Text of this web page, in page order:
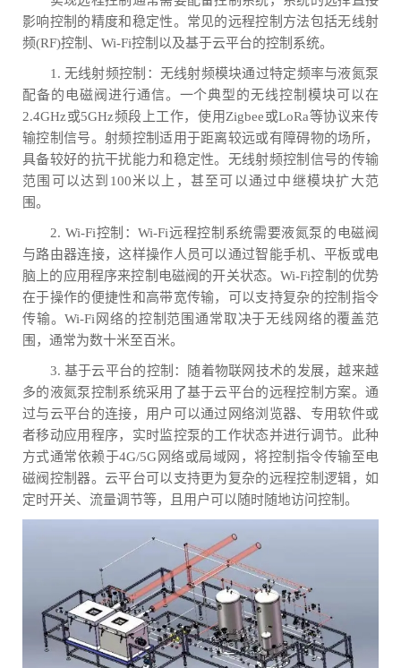
影响控制的精度和稳定性。常见的远程控制方法包括无线射
频(RF)控制、Wi-Fi控制以及基于云平台的控制系统。
1. 无线射频控制：无线射频模块通过特定频率与液氮泵
配备的电磁阀进行通信。一个典型的无线控制模块可以在
2.4GHz或5GHz频段上工作，使用Zigbee或LoRa等协议来传
输控制信号。射频控制适用于距离较远或有障碍物的场所，
具备较好的抗干扰能力和稳定性。无线射频控制信号的传输
范围可以达到100米以上，甚至可以通过中继模块扩大范
围。
2. Wi-Fi控制：Wi-Fi远程控制系统需要液氮泵的电磁阀
与路由器连接，这样操作人员可以通过智能手机、平板或电
脑上的应用程序来控制电磁阀的开关状态。Wi-Fi控制的优势
在于操作的便捷性和高带宽传输，可以支持复杂的控制指令
传输。Wi-Fi网络的控制范围通常取决于无线网络的覆盖范
围，通常为数十米至百米。
3. 基于云平台的控制：随着物联网技术的发展，越来越
多的液氮泵控制系统采用了基于云平台的远程控制方案。通
过与云平台的连接，用户可以通过网络浏览器、专用软件或
者移动应用程序，实时监控泵的工作状态并进行调节。此种
方式通常依赖于4G/5G网络或局域网，将控制指令传输至电
磁阀控制器。云平台可以支持更为复杂的远程控制逻辑，如
定时开关、流量调节等，且用户可以随时随地访问控制。